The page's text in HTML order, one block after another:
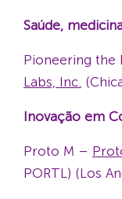
Saúde,
Pioneering the
Labs, Inc.
Inovação em
Proto M –
PORTL) (Los